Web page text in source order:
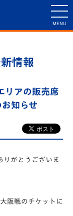
情報
リアの販売席
知らせ
りがとうございま
阪戦のチケットに